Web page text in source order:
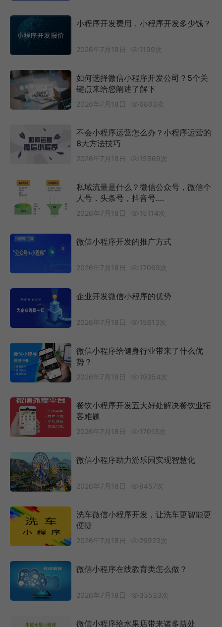
小程序开发费用，小程序开发多少钱？
2026年7月18日 1199次
如何选择微信小程序开发公司？5个关
键点来给您阐述了解下
2026年7月18日 6863次
不会小程序运营怎么办？小程序运营的
8大方法技巧
2026年7月18日 15569次
私域流量是什么？微信公众号，微信个
人号，头条号，抖音号….
2026年7月18日 15114次
微信小程序开发的推广方式
2026年7月18日 17069次
企业开发微信小程序的优势
2026年7月18日 15613次
微信小程序给健身行业带来了什么优
势？
2026年7月18日 19354次
餐饮小程序开发五大好处解决餐饮业拓
客难题
2026年7月18日 17013次
微信小程序助力游乐园实现智慧化
2026年7月18日 9457次
洗车微信小程序开发，让洗车更智能更
便捷
2026年7月18日 26923次
微信小程序在线教育类怎么做？
2026年7月18日 33533次
微信小程序给水果店带来诸多益处